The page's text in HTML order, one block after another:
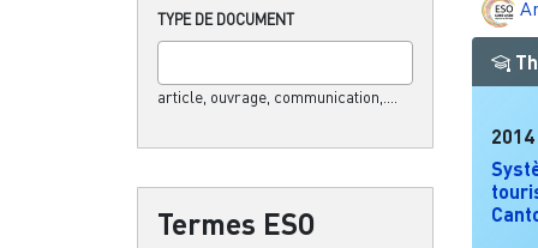
TYPE DE DOCUMENT
article, ouvrage, communication,....
Termes ESO
2014